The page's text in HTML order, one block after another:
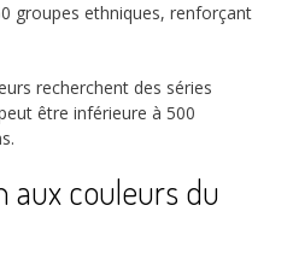
groupes ethniques, renforçant
recherchent des séries
être inférieure à 500
aux couleurs du